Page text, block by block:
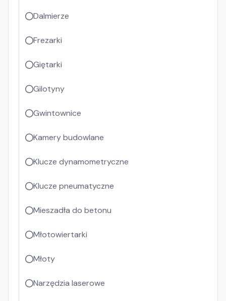
Dalmierze
Frezarki
Giętarki
Gilotyny
Gwintownice
Kamery budowlane
Klucze dynamometryczne
Klucze pneumatyczne
Mieszadła do betonu
Młotowiertarki
Młoty
Narzędzia laserowe